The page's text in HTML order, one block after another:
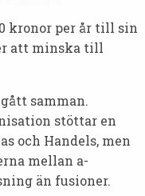
kronor per år till sin
att minska till
samman.
stöttar en
och Handels, men
mellan a-
än fusioner.